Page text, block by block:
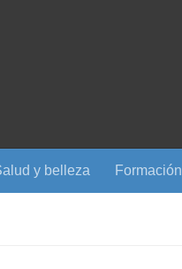
y belleza Formación